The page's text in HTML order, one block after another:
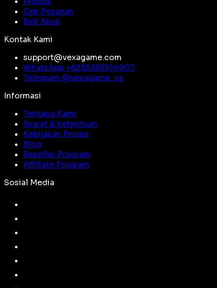
Cek Pesanan
Beli Akun
Kontak Kami
support@vexagame.com
WhatsApp +6285385104907
Telegram @vexagame_cs
Informasi
Tentang Kami
Syarat & Ketentuan
Kebijakan Privasi
Blog
Reseller Program
Affiliate Program
Sosial Media